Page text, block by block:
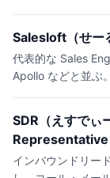
Salesloft（せー
代表的な Sales
Apollo などと並ぶ。
SDR（えすで
Representative
インバウンドリー